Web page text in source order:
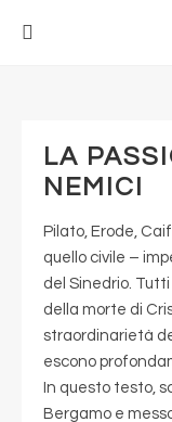
LA
NEMICI
Pilato, Erode,
quello civile –
del Sinedrio.
della morte di
straordinarietà
escono
In questo testo,
Bergamo e